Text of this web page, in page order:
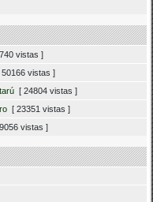
vistas ]
50166 vistas ]
[ 24804 vistas ]
[ 23351 vistas ]
vistas ]